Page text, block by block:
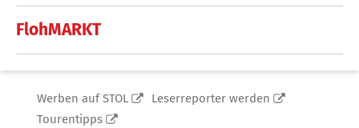
FlohMARKT
Werben auf STOL
Leserreporter werden
Tourentipps